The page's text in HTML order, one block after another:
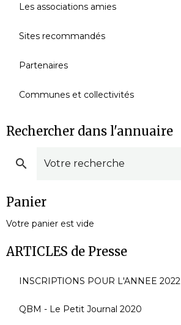
Les associations amies
Sites recommandés
Partenaires
Communes et collectivités
Rechercher dans l'annuaire
Panier
Votre panier est vide
ARTICLES de Presse
INSCRIPTIONS POUR L'ANNEE 2022
QBM - Le Petit Journal 2020